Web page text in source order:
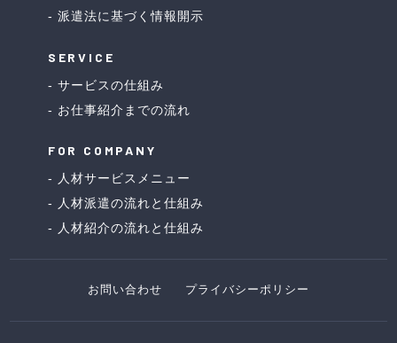
派遣法に基づく情報開示
SERVICE
サービスの仕組み
お仕事紹介までの流れ
FOR COMPANY
人材サービスメニュー
人材派遣の流れと仕組み
人材紹介の流れと仕組み
お問い合わせ プライバシーポリシー